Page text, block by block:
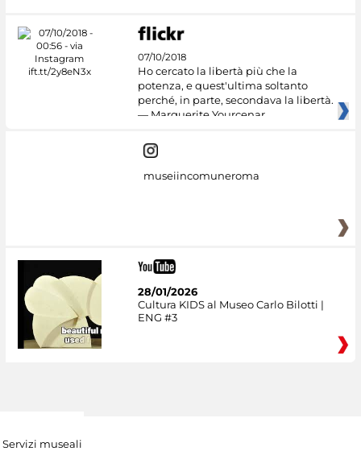
07/10/2018
Ho cercato la libertà più che la
potenza, e quest'ultima soltanto
perché, in parte, secondava la libertà.
— Marguerite Yourcenar
museiincomuneroma
28/01/2026
Cultura KIDS al Museo Carlo Bilotti |
ENG #3
Servizi museali